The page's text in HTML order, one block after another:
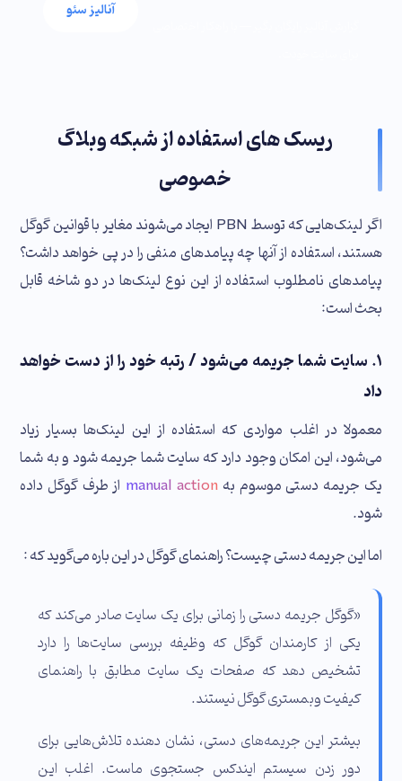
آنالیز سئو
ریسک‌ های استفاده از شبکه وبلاگ
خصوصی
اگر لینک‌هایی که توسط PBN ایجاد می‌شوند مغایر با قوانین گوگل
هستند، استفاده از آنها چه پیامدهای منفی را در پی خواهد داشت؟
پیامدهای نامطلوب استفاده از این نوع لینک‌ها در دو شاخه قابل
بحث است:
۱. سایت شما جریمه می‌شود / رتبه خود را از دست خواهد
داد
معمولا در اغلب مواردی که استفاده از این لینک‌ها بسیار زیاد
می‌شود، این امکان وجود دارد که سایت شما جریمه شود و به شما
یک جریمه دستی موسوم به manual action از طرف گوگل داده
شود.
اما این جریمه دستی چیست؟ راهنمای گوگل در این باره می‌گوید که :
«گوگل جریمه دستی را زمانی برای یک سایت صادر می‌کند که
یکی از کارمندان گوگل که وظیفه بررسی سایت‌ها را دارد
تشخیص دهد که صفحات یک سایت مطابق با راهنمای
کیفیت وبمستری گوگل نیستند.
بیشتر این جریمه‌های دستی، نشان دهنده تلاش‌هایی برای
دور زدن سیستم ایندکس جستجوی ماست. اغلب این